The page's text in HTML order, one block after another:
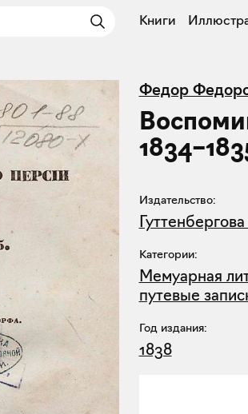
Книги
Федор
Издательство:
Категории:
Мемуарная
путевые
Год издания:
1838